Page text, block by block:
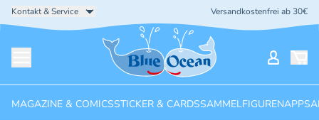
Kontakt & Service Versandkostenfrei ab 30€
Startseite
MAGAZINE & COMICSSTICKER & CARDSSAMMELFIGURENAPPS